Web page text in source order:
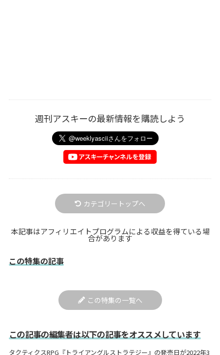
週刊アスキーの最新情報を購読しよう
カテゴリートップへ
本記事はアフィリエイトプログラムによる収益を得ている場
合があります
この特集の記事
この特集の一覧へ
この記事の編集者は以下の記事をオススメしています
タクティクスRPG『トライアングルストラテジー』の発売日が2022年3